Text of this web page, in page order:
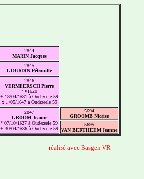
2844
MARIN Jacques
2845
GOURDIN Pétronille
2846
VERMEERSCH Pierre
° v1620
+ 18/04/1681 à Oudezeele 59
x ../05/1647 à Oudezeele 59
2847
GROOM Jeanne
° 07/10/1627 à Oudezeele 59
+ 30/04/1686 à Oudezeele 59
5694
GROOMB Nicaise
5695
VAN BERTHEEM Jeanne
réalisé avec Basgen VR